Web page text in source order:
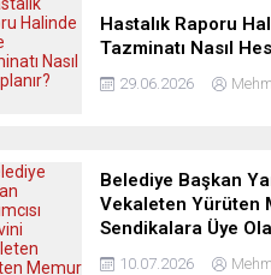
Hastalık Raporu
Tazminatı Nasıl
29.06.2026
Belediye Başkan
Vekaleten Yürüten
Sendikalara Üye
10.07.2026